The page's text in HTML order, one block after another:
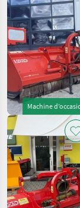
Machine